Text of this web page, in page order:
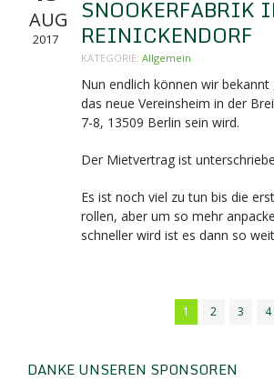
AUG
2017
SNOOKERFABRIK
REINICKENDORF
KATEGORIE: Allgemein
Nun endlich können wir bekannt
das neue Vereinsheim in der
7-8, 13509 Berlin sein wird.
Der Mietvertrag ist
Es ist noch viel zu tun bis die
rollen, aber um so mehr
schneller wird ist es dann so
1 2 3 4
DANKE UNSEREN SPONSOREN